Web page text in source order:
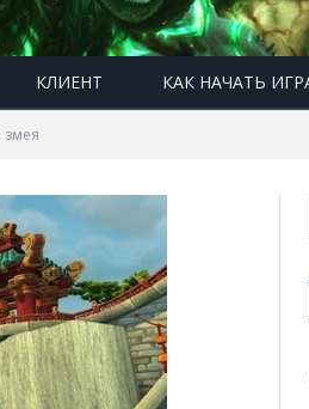
КЛИЕНТ КАК НАЧАТЬ